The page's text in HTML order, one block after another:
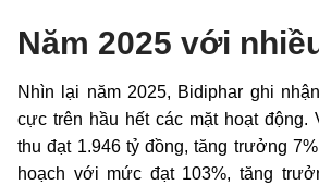
Năm 2025 với
Nhìn lại năm 2025, Bidiphar ghi
cực trên hầu hết các mặt hoạt động.
thu đạt 1.946 tỷ đồng, tăng trưởng
hoạch với mức đạt 103%, tăng